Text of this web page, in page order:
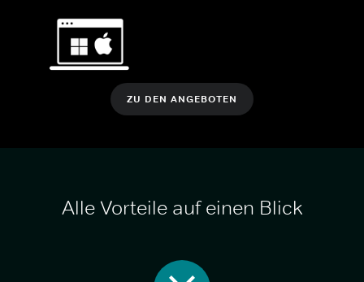
ZU DEN ANGEBOTEN
Alle Vorteile auf einen Blick